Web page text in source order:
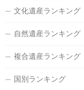
文化遺産ランキング
自然遺産ランキング
複合遺産ランキング
国別ランキング